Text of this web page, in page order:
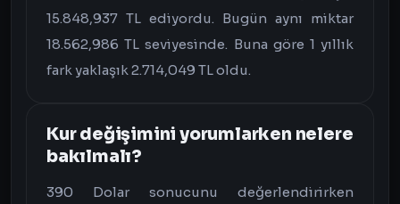
15.848,937 TL ediyordu. Bugün aynı miktar
18.562,986 TL seviyesinde. Buna göre 1 yıllık
fark yaklaşık 2.714,049 TL oldu.
Kur değişimini yorumlarken nelere
bakılmalı?
390 Dolar sonucunu değerlendirirken